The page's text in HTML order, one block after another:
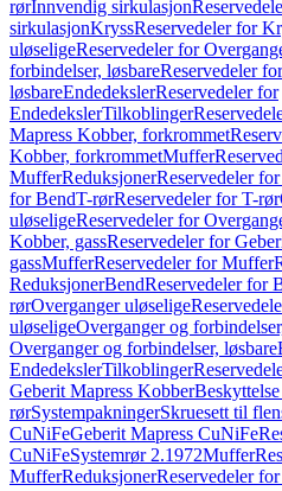
rørInnvendig sirkulasjon
sirkulasjonKryssReservedeler for
uløseligeReservedeler for
forbindelser, løsbareReservedeler
løsbareEndedekslerReservedeler for
EndedekslerTilkoblinger
Mapress Kobber, forkrommet
Kobber, forkrommetMuffer
MufferReduksjonerReservedeler
for BendT-rørReservedeler for T-rør
uløseligeReservedeler for
Kobber, gassReservedeler for
gassMufferReservedeler for Muffer
ReduksjonerBendReservedeler for
rørOverganger uløselige
uløseligeOverganger og
Overganger og forbindelser, løsbare
EndedekslerTilkoblinger
Geberit Mapress Kobber
rørSystempakningerSkruesett til
CuNiFeGeberit Mapress CuNiFe
CuNiFeSystemrør 2.1972Muffer
MufferReduksjonerReservedeler